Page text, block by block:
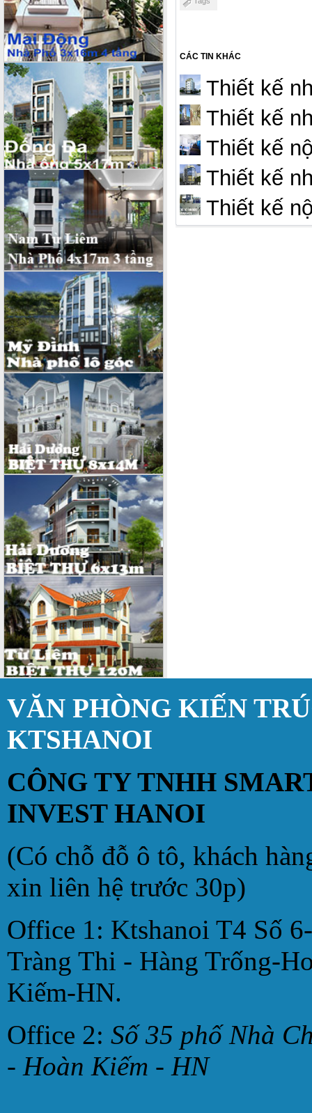
CÁC TIN KHÁC
Thiết kế
Thiết kế
Thiết kế
Thiết kế
Thiết kế
VĂN PHÒNG KIẾN
KTSHANOI
CÔNG TY TNHH
INVEST HANOI
(Có chỗ đỗ ô tô, khách
xin liên hệ trước 30p)
Office 1: Ktshanoi T4 Số
Tràng Thi - Hàng Trống-
Kiếm-HN.
Office 2: Số 35 phố Nhà
- Hoàn Kiếm - HN